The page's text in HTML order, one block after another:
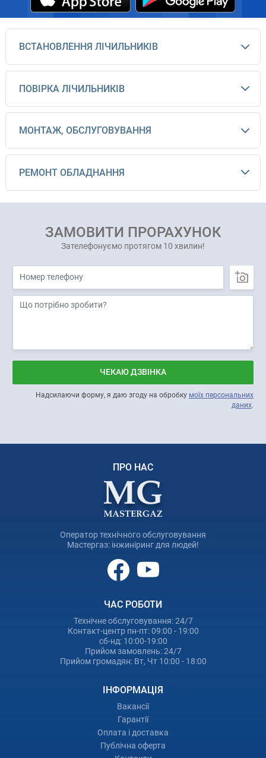
ВСТАНОВЛЕННЯ ЛІЧИЛЬНИКІВ
ПОВІРКА ЛІЧИЛЬНИКІВ
МОНТАЖ, ОБСЛУГОВУВАННЯ
РЕМОНТ ОБЛАДНАННЯ
ЗАМОВИТИ ПРОРАХУНОК
Зателефонуємо протягом 10 хвилин!
ЧЕКАЮ ДЗВІНКА
Надсилаючи форму, я даю згоду на обробку моїх персональних
даних.
ПРО НАС
Оператор технічного обслуговування
Мастергаз: інжиніринг для людей!
ЧАС РОБОТИ
Технічне обслуговування: 24/7
Контакт-центр пн-пт: 09:00 - 19:00
сб-нд: 10:00-19:00
Прийом замовлень: 24/7
Прийом громадян: Вт, Чт 10:00 - 18:00
ІНФОРМАЦІЯ
Вакансії
Гарантії
Оплата і доставка
Публічна оферта